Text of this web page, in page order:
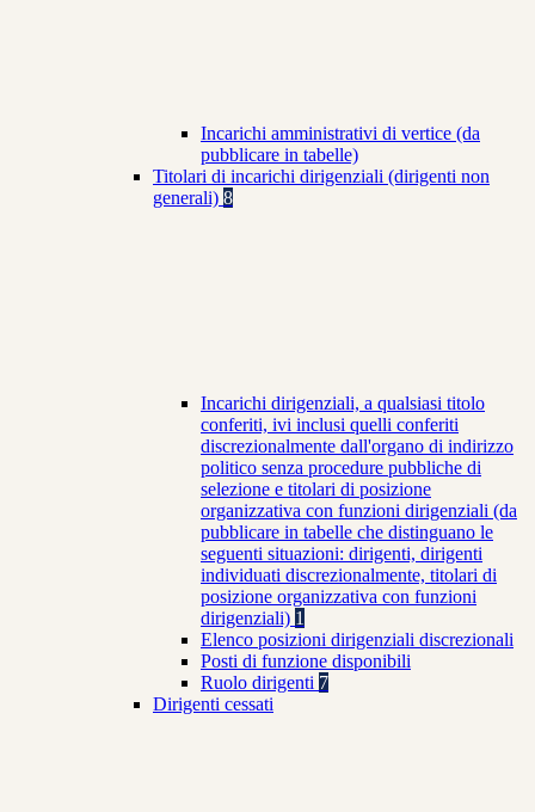
Incarichi amministrativi di vertice (da
pubblicare in tabelle)
Titolari di incarichi dirigenziali (dirigenti non
generali) 8
Incarichi dirigenziali, a qualsiasi titolo
conferiti, ivi inclusi quelli conferiti
discrezionalmente dall'organo di indirizzo
politico senza procedure pubbliche di
selezione e titolari di posizione
organizzativa con funzioni dirigenziali (da
pubblicare in tabelle che distinguano le
seguenti situazioni: dirigenti, dirigenti
individuati discrezionalmente, titolari di
posizione organizzativa con funzioni
dirigenziali) 1
Elenco posizioni dirigenziali discrezionali
Posti di funzione disponibili
Ruolo dirigenti 7
Dirigenti cessati